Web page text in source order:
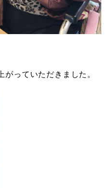
っていただきました。